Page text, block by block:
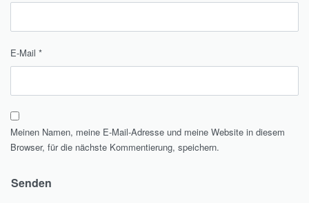
E-Mail *
Meinen Namen, meine E-Mail-Adresse und meine Website in diesem
Browser, für die nächste Kommentierung, speichern.